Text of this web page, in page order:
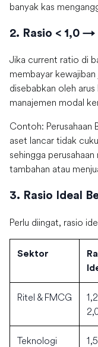
banyak kas
2. Rasio < 1,0
Jika current ratio di
membayar
disebabkan oleh
manajemen modal
Contoh: Perusahaan
aset lancar tidak
sehingga
tambahan atau
3. Rasio Ideal
Perlu diingat, rasio
Sektor
Ritel & FMCG
Teknologi